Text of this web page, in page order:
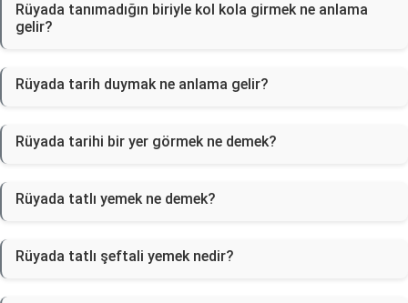
Rüyada tanımadığın biriyle kol kola girmek ne anlama
gelir?
Rüyada tarih duymak ne anlama gelir?
Rüyada tarihi bir yer görmek ne demek?
Rüyada tatlı yemek ne demek?
Rüyada tatlı şeftali yemek nedir?